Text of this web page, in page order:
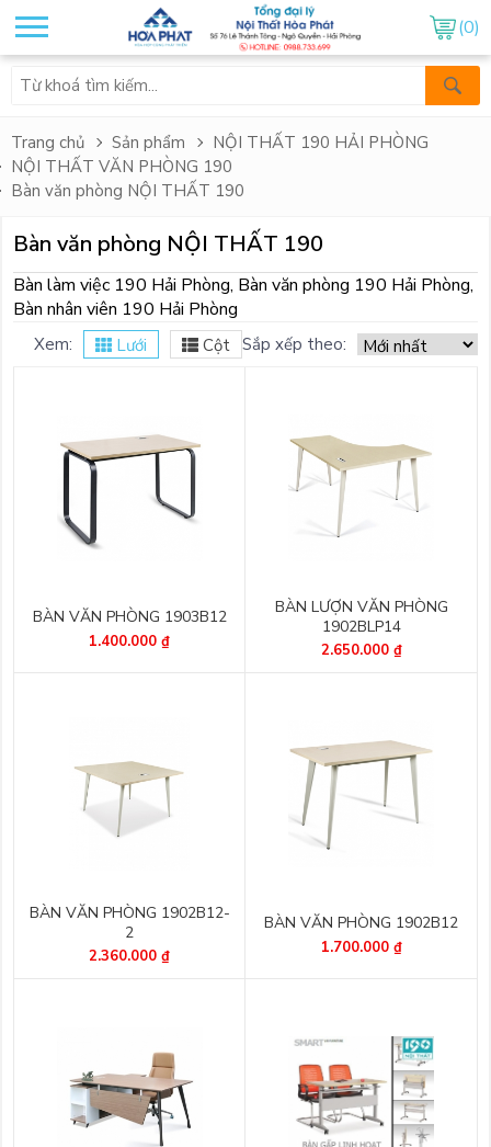
(0)
Trang chủ Sản phẩm
NỘI THẤT 190 HẢI PHÒNG
NỘI THẤT VĂN PHÒNG 190
Bàn văn phòng NỘI THẤT 190
Bàn văn phòng NỘI THẤT 190
Bàn làm việc 190 Hải Phòng, Bàn văn phòng 190 Hải Phòng,
Bàn nhân viên 190 Hải Phòng
Sắp xếp theo:
Xem: Lưới Cột
BÀN VĂN PHÒNG 1903B12
1.400.000 ₫
BÀN LƯỢN VĂN PHÒNG
1902BLP14
2.650.000 ₫
BÀN VĂN PHÒNG 1902B12-
2
2.360.000 ₫
BÀN VĂN PHÒNG 1902B12
1.700.000 ₫